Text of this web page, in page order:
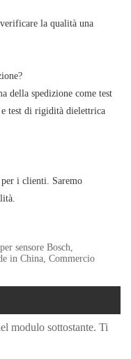
la qualità una
della spedizione come test
e test di rigidità dielettrica
i clienti. Saremo
sensore Bosch,
in China, Commercio
modulo sottostante. Ti